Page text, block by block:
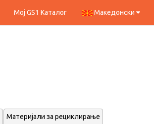
Мој GS1 Каталог Македонски
Материјали за рециклирање